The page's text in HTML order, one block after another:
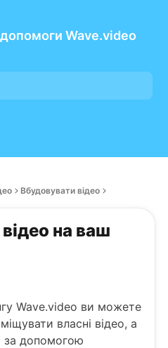
Wave.video
Вбудовувати відео
на ваш
Wave.video ви можете
власні відео, а
за допомогою